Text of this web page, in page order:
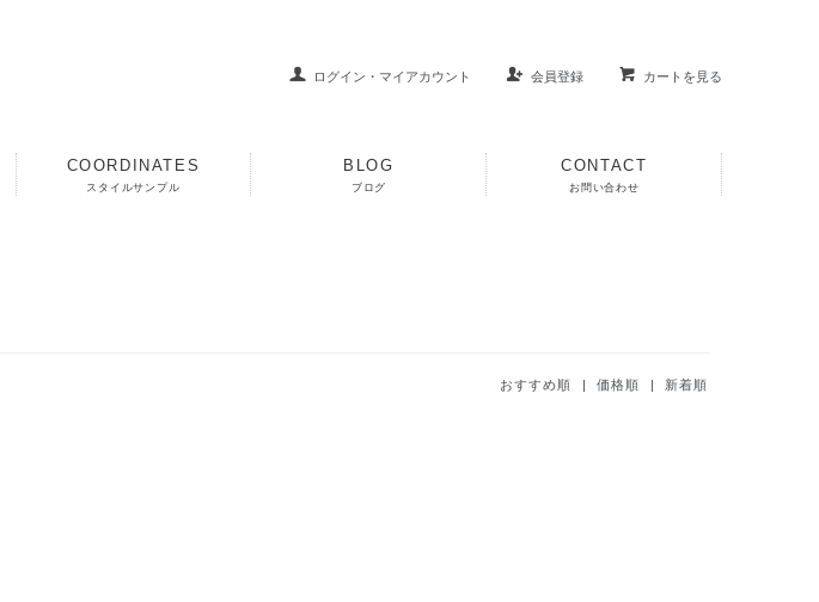
ログイン・マイアカウント 会員登録 カートを見る
COORDINATES
スタイルサンプル
BLOG
ブログ
CONTACT
お問い合わせ
おすすめ順 | 価格順 | 新着順